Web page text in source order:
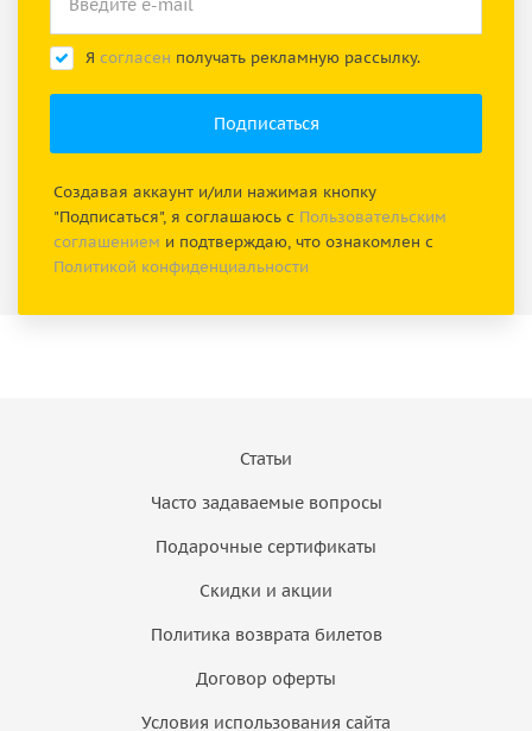
Я согласен получать рекламную рассылку.
Создавая аккаунт и/или нажимая кнопку
"Подписаться", я соглашаюсь с Пользовательским
соглашением и подтверждаю, что ознакомлен с
Политикой конфиденциальности
Статьи
Часто задаваемые вопросы
Подарочные сертификаты
Скидки и акции
Политика возврата билетов
Договор оферты
Условия использования сайта